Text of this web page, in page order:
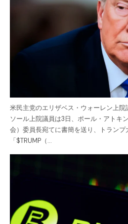
米民主党のエリザベス・ウォーレン上
ソール上院議員は3日、ポール・アトキ
会）委員長宛てに書簡を送り、トラン
「$TRUMP（…